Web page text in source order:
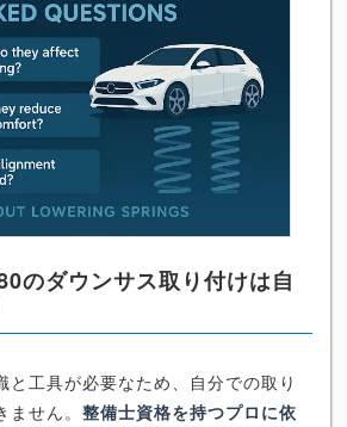
のダウンサス取り付けは自
と工具が必要なため、自分での取り
せん。 整備士資格を持つプロに依